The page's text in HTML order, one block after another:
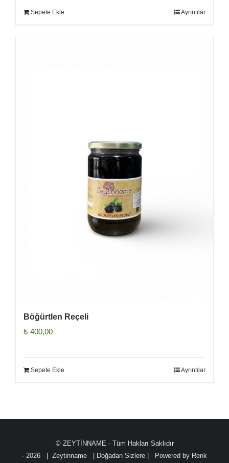
Sepete Ekle Ayrıntılar
Böğürtlen Reçeli
₺ 400,00
Sepete Ekle Ayrıntılar
© ZEYTİNNAME - Tüm Hakları Saklıdır
- 2026 | Zeytinname | Doğadan Sizlere | Powered by Renk